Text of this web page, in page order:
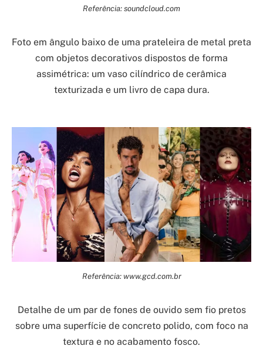
Referência: soundcloud.com
Foto em ângulo baixo de uma prateleira de metal preta
com objetos decorativos dispostos de forma
assimétrica: um vaso cilíndrico de cerâmica
texturizada e um livro de capa dura.
Referência: www.gcd.com.br
Detalhe de um par de fones de ouvido sem fio pretos
sobre uma superfície de concreto polido, com foco na
textura e no acabamento fosco.